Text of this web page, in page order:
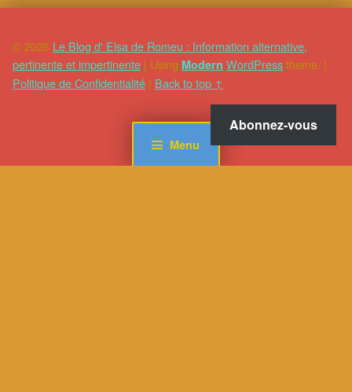
Menu
© 2026 Le Blog d' Elsa de Romeu : Information alternative,
pertinente et impertinente | Using Modern WordPresstheme. |
Politique de Confidentialité | Back to top ↑
Abonnez-vous